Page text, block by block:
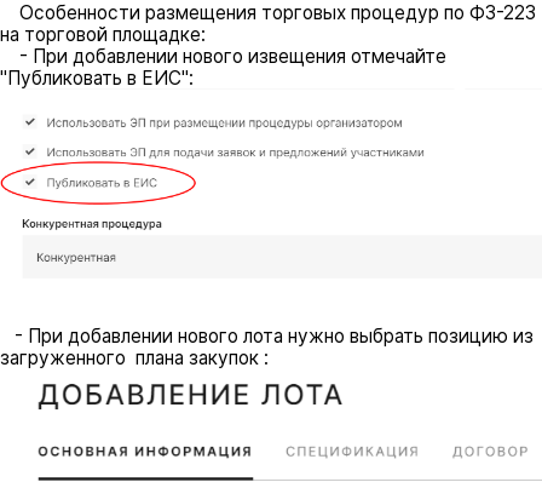
Особенности размещения торговых процедур по ФЗ-223
на торговой площадке:
- При добавлении нового извещения отмечайте
"Публиковать в ЕИС":
- При добавлении нового лота нужно выбрать позицию из
загруженного плана закупок :